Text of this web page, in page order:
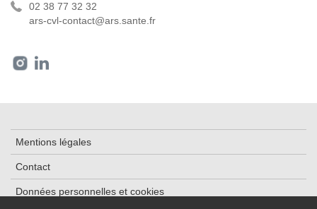
02 38 77 32 32
ars-cvl-contact@ars.sante.fr
Mentions légales
Contact
Données personnelles et cookies